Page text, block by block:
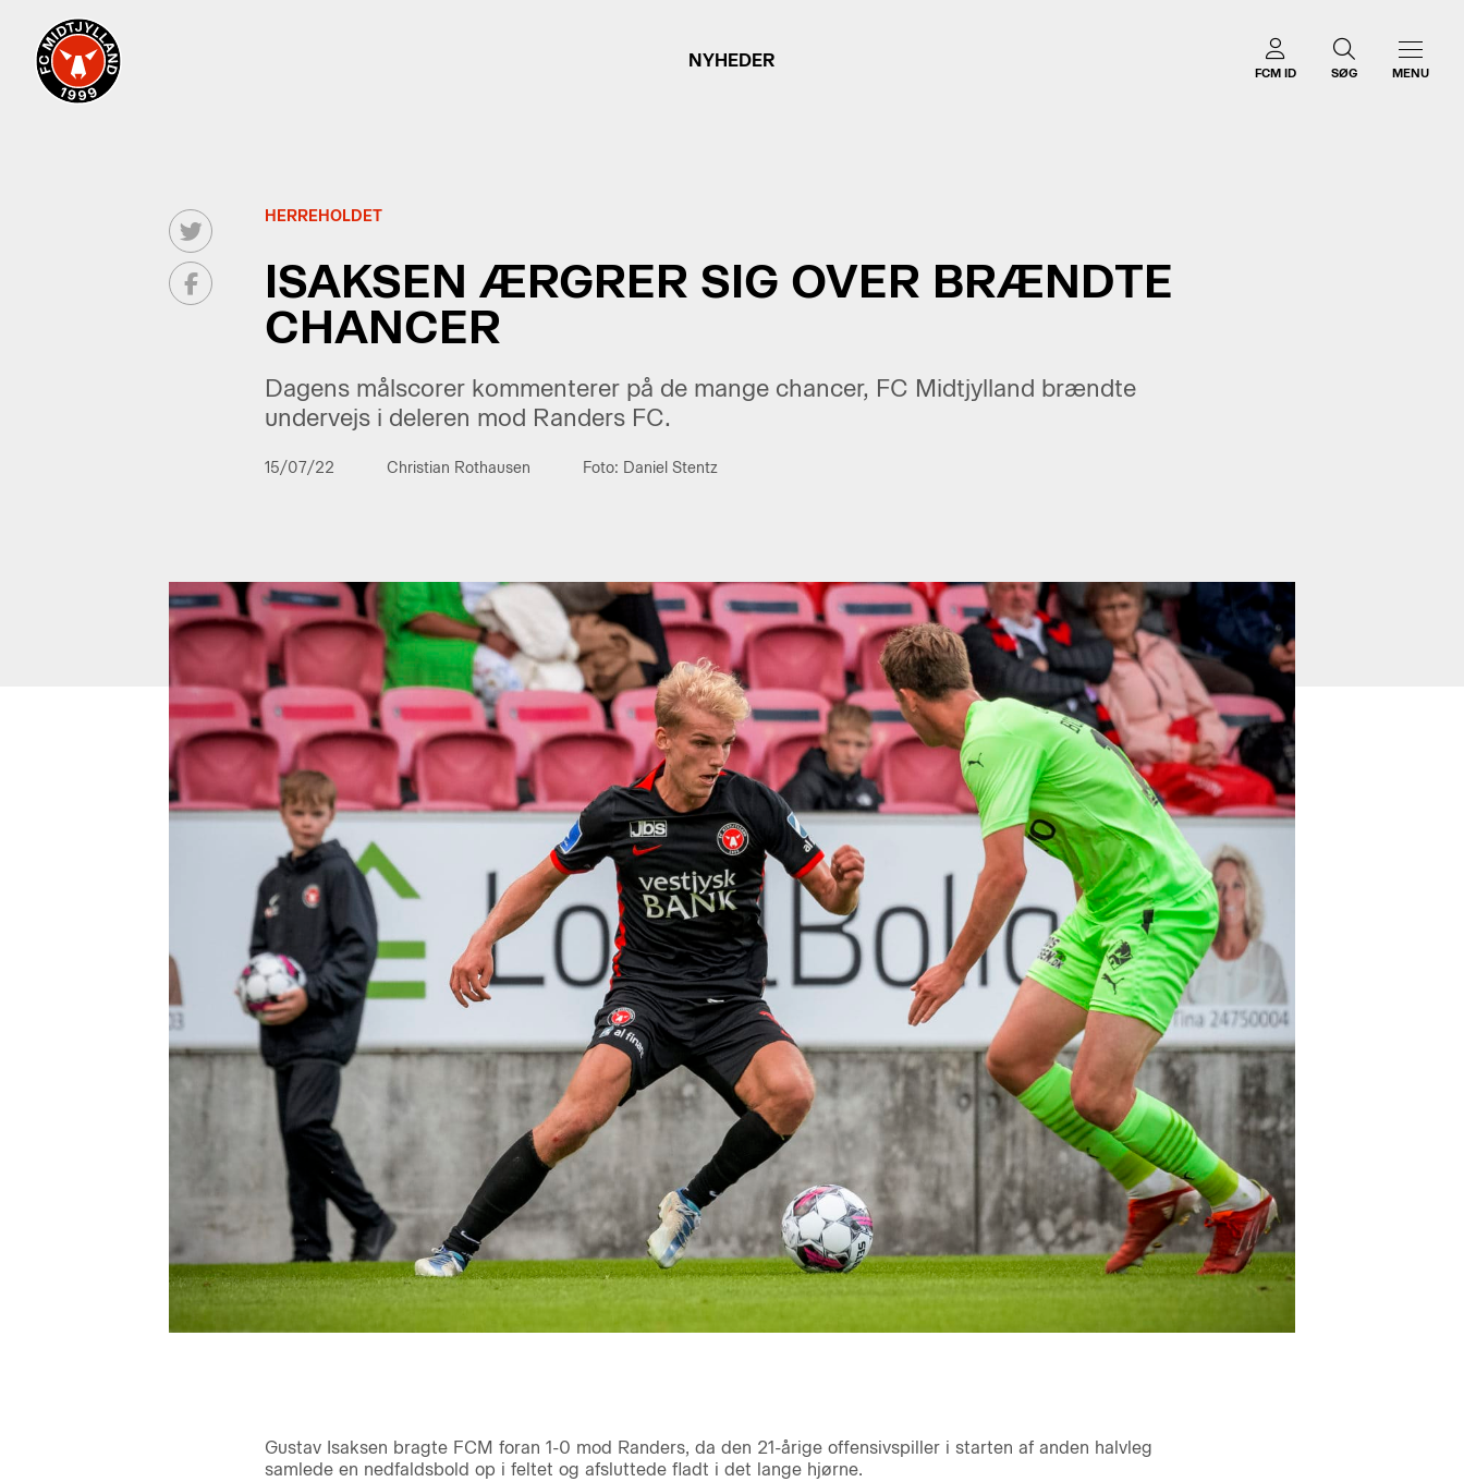
NYHEDER
FCM ID SØG MENU
HERREHOLDET
ISAKSEN ÆRGRER SIG OVER BRÆNDTE
CHANCER
Dagens målscorer kommenterer på de mange chancer, FC Midtjylland brændte
undervejs i deleren mod Randers FC.
15/07/22 Christian Rothausen Foto: Daniel Stentz
Gustav Isaksen bragte FCM foran 1-0 mod Randers, da den 21-årige offensivspiller i starten af anden halvleg
samlede en nedfaldsbold op i feltet og afsluttede fladt i det lange hjørne.